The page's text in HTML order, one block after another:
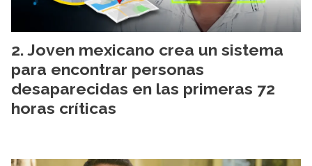
Joven mexicano crea un sistema
para encontrar personas
desaparecidas en las primeras 72
horas críticas